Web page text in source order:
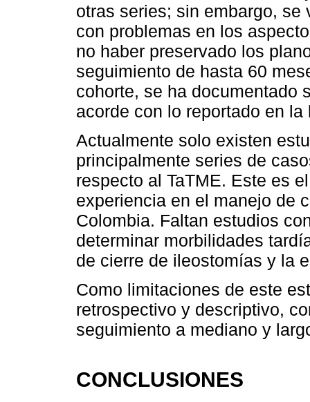
otras series; sin embargo,
con problemas en los
no haber preservado los
seguimiento de hasta 60
cohorte, se ha documentado
acorde con lo reportado en la
Actualmente solo existen
principalmente series de
respecto al TaTME. Este es
experiencia en el manejo de
Colombia. Faltan estudios
determinar morbilidades
de cierre de ileostomías y la
Como limitaciones de este
retrospectivo y descriptivo,
seguimiento a mediano y
CONCLUSIONES